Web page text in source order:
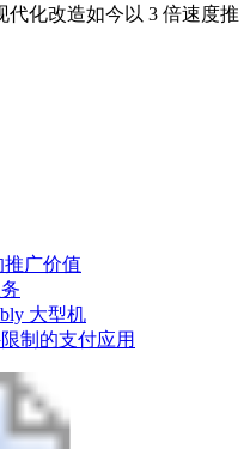
代化改造如今以 3 倍速度推
推广价值
大型机
制的支付应用